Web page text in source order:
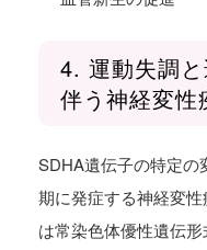
4. 運動失調
伴う神経変性
SDHA遺伝子の特定の
期に発症する神経変
は常染色体優性遺伝